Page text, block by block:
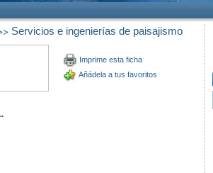
Servicios e ingenierías de paisajismo
Imprime esta ficha
Añádela a tus favoritos